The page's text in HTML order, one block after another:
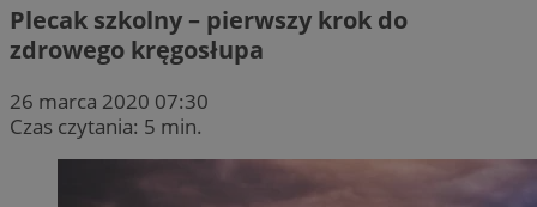
Plecak szkolny – pierwszy krok do
zdrowego kręgosłupa
26 marca 2020 07:30
Czas czytania: 5 min.